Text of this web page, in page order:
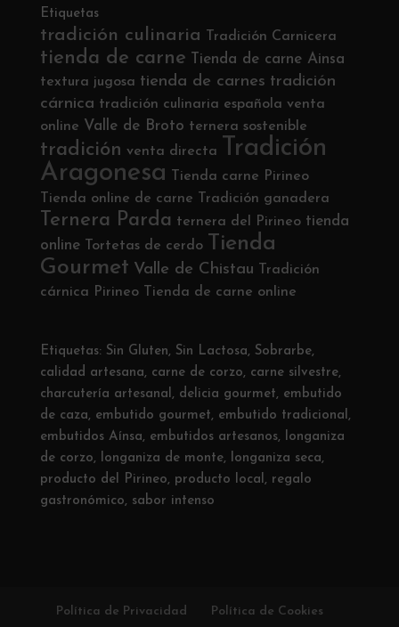
Etiquetas
tradición culinaria Tradición Carnicera
tienda de carne Tienda de carne Ainsa
textura jugosa tienda de carnes tradición
cárnica tradición culinaria española venta
online Valle de Broto ternera sostenible
tradición venta directa
Tradición
Aragonesa
Tienda carne Pirineo
Tienda online de carne
Tradición ganadera
Ternera Parda ternera del Pirineo tienda
online Tortetas de cerdo
Tienda
Gourmet Valle de Chistau
Tradición
cárnica Pirineo Tienda de carne online
Etiquetas: Sin Gluten, Sin Lactosa, Sobrarbe,
calidad artesana, carne de corzo, carne silvestre,
charcutería artesanal , delicia gourmet, embutido
de caza, embutido gourmet, embutido tradicional ,
embutidos Aínsa, embutidos artesanos,
longaniza
de corzo, longaniza de monte, longaniza seca,
producto del Pirineo, producto local , regalo
gastronómico, sabor intenso
Política de Privacidad
Política de Cookies